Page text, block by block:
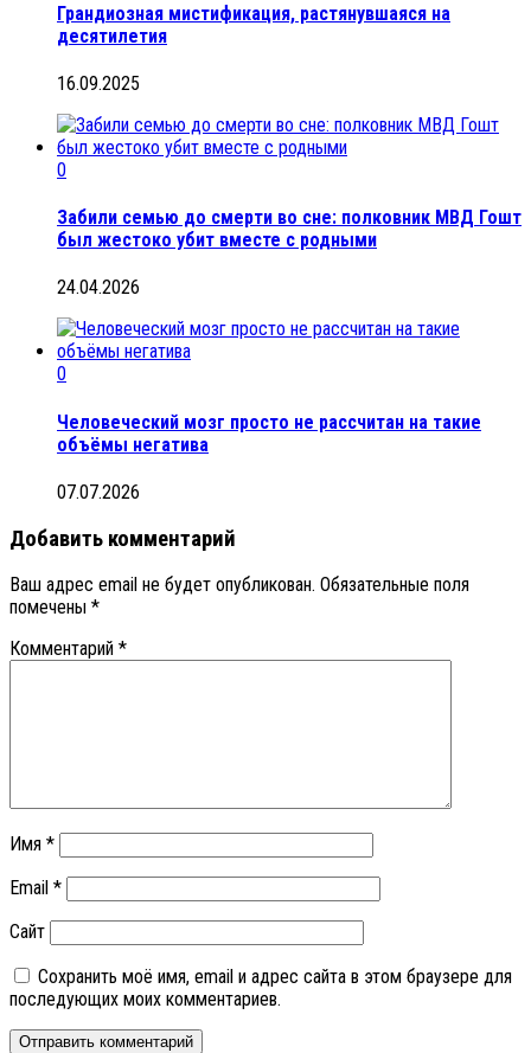
Грандиозная мистификация, растянувшаяся на
десятилетия
16.09.2025
0
Забили семью до смерти во сне: полковник МВД Гошт
был жестоко убит вместе с родными
24.04.2026
0
Человеческий мозг просто не рассчитан на такие
объёмы негатива
07.07.2026
Добавить комментарий
Ваш адрес email не будет опубликован. Обязательные поля
помечены *
Комментарий *
Имя *
Email *
Сайт
Сохранить моё имя, email и адрес сайта в этом браузере для
последующих моих комментариев.